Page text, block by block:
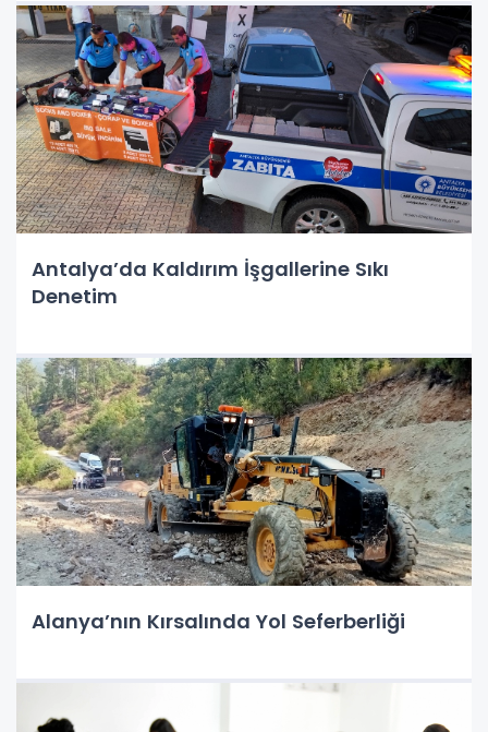
Antalya’da Kaldırım İşgallerine Sıkı
Denetim
Alanya’nın Kırsalında Yol Seferberliği